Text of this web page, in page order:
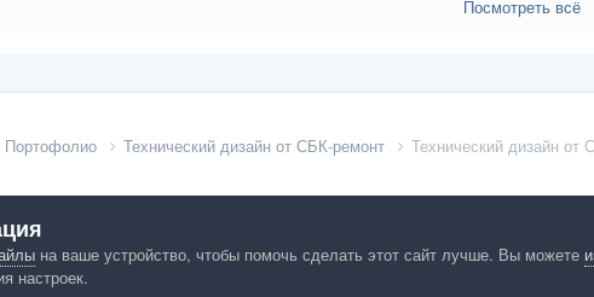
Посмотреть всё
Портофолио Технический дизайн от СБК-ремонт Технический дизайн от
на ваше устройство, чтобы помочь сделать этот сайт лучше. Вы можете
настроек.